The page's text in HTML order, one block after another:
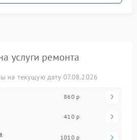
услуги ремонта
на текущую дату 07.08.2026
860 р
410 р
1010 р